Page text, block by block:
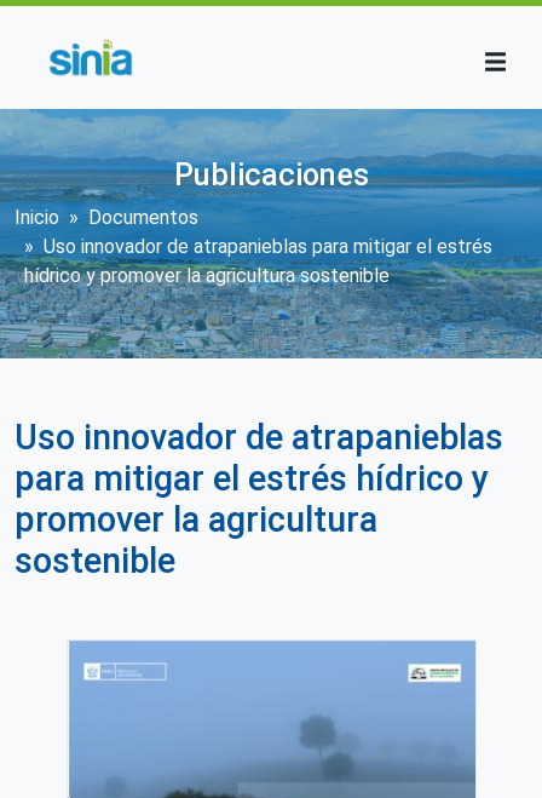
Publicaciones
Sobrescribir enlaces de ayuda a la
Inicio
Documentos
Uso innovador de atrapanieblas para mitigar el estrés
hídrico y promover la agricultura sostenible
Uso innovador de atrapanieblas
para mitigar el estrés hídrico y
promover la agricultura
sostenible